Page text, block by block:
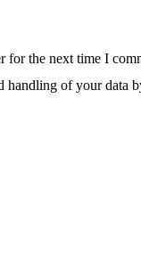
for the next time I
handling of your data